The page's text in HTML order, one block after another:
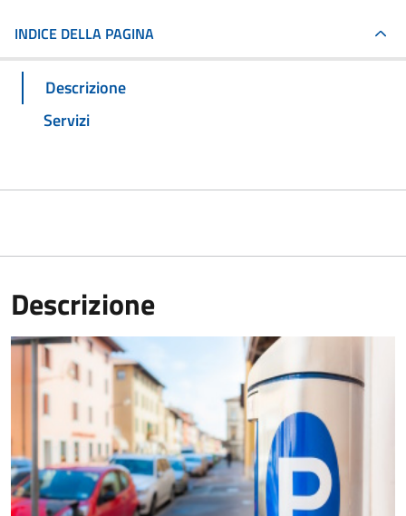
INDICE DELLA PAGINA
Descrizione
Servizi
Descrizione